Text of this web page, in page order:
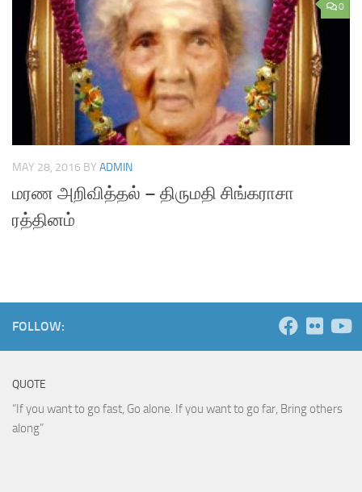
0
MAY 28, 2016 BY ADMIN
மரண அறிவித்தல் – திருமதி சிங்கராசா
ரத்தினம்
FOLLOW:
QUOTE
“If you want to go fast, Go alone. If you want to go far, Bring others
along”